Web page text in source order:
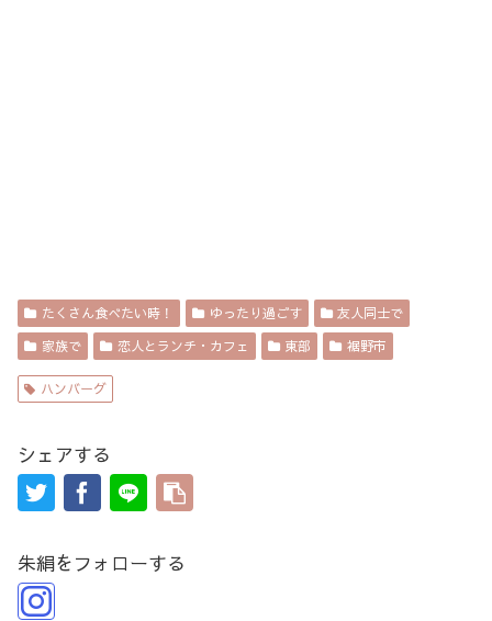
たくさん食べたい時！ ゆったり過ごす
友人同士で
家族で
恋人とランチ・カフェ 東部 裾野市
ハンバーグ
シェアする
朱絹をフォローする